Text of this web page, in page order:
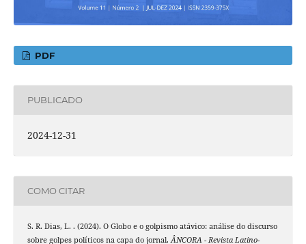
PDF
PUBLICADO
2024-12-31
COMO CITAR
S. R. Dias, L. . (2024). O Globo e o golpismo atávico: análise do discurso
sobre golpes políticos na capa do jornal.ÂNCORA - Revista Latino-